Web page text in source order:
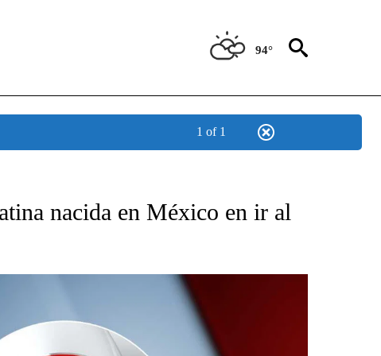
94°
1 of 1
NOTIFICATIONS ABOUT NEW PAGES ON "CNN - SPANISH".
nacida en México en ir al